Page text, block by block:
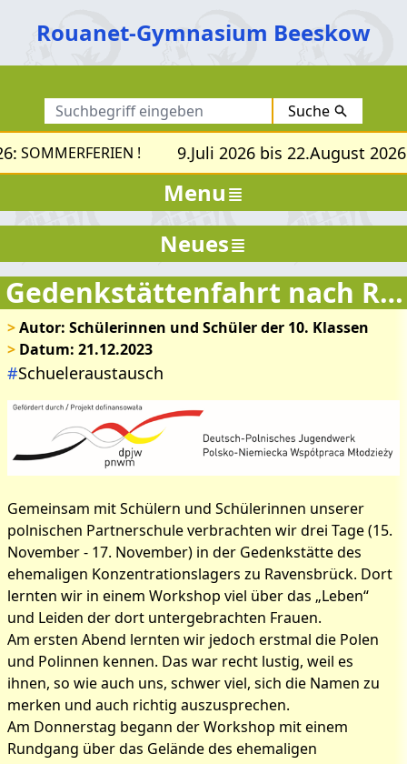
Rouanet-Gymnasium Beeskow
Suche
SOMMERFERIEN ! 9.Juli 2026 bis 22.August 2026:
Menu
Gedenkstättenfahrt nach Ravensbrück
>Autor: Schülerinnen und Schüler der 10. Klassen
> Datum: 21.12.2023
#Schueleraustausch
Gemeinsam mit Schülern und Schülerinnen unserer
polnischen Partnerschule verbrachten wir drei Tage (15.
November - 17. November) in der Gedenkstätte des
ehemaligen Konzentrationslagers zu Ravensbrück. Dort
lernten wir in einem Workshop viel über das „Leben“
und Leiden der dort untergebrachten Frauen.
Am ersten Abend lernten wir jedoch erstmal die Polen
und Polinnen kennen. Das war recht lustig, weil es
ihnen, so wie auch uns, schwer viel, sich die Namen zu
merken und auch richtig auszusprechen.
Am Donnerstag begann der Workshop mit einem
Rundgang über das Gelände des ehemaligen
Bilder zum Artikel:
Gedenkstättenfahrt nach
Ravensbrück
Neues